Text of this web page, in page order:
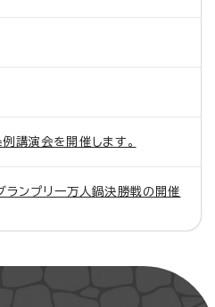
講演会を開催します。
ンプリ一万人鍋決勝戦の開催